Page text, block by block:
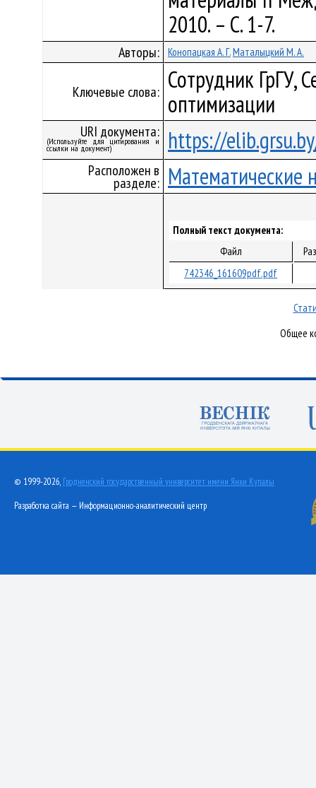
2010. – С. 1-7.
Авторы: Конопацкая А. Г.Маталыцкий М. А.
Ключевые слова: Сотрудник ГрГУ,
оптимизации
URI документа:
(Используйте для цитирования и
ссылки на документ) https://
Расположен в
разделе: Математические
Полный текст документа:
Файл
742346_161609pdf.pdf
Общее
© 1999-2026, Гродненский государственный университет имени Янки Купалы
Разработка сайта — Информационно-аналитический центр